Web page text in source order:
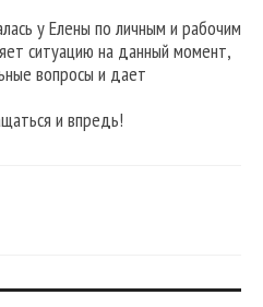
у Елены по личным и рабочим
ситуацию на данный момент,
вопросы и дает
и впредь!